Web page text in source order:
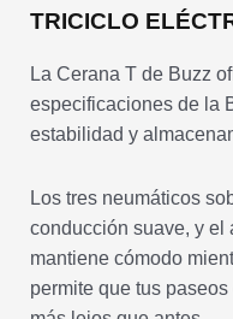
TRICICLO
La Cerana T de Buzz
especificaciones de la
estabilidad y
Los tres neumáticos
conducción suave, y el
mantiene cómodo
permite que tus